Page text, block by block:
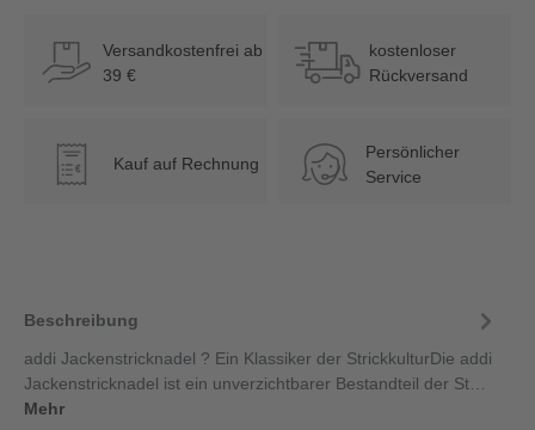
Versandkostenfrei ab
39 €
kostenloser
Rückversand
€ Kauf auf Rechnung
Persönlicher
Service
Beschreibung
addi Jackenstricknadel ? Ein Klassiker der StrickkulturDie addi
Jackenstricknadel ist ein unverzichtbarer Bestandteil der St…
Mehr